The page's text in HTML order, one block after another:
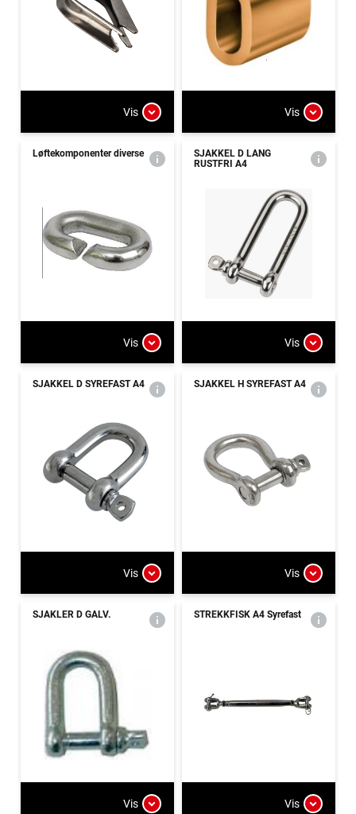
Vis Vis
Løftekomponenter diverse
Vis
SJAKKEL D LANG
RUSTFRI A4
Vis
SJAKKEL D SYREFAST A4
Vis
SJAKKEL H SYREFAST A4
Vis
SJAKLER D GALV.
Vis
STREKKFISK A4 Syrefast
Vis